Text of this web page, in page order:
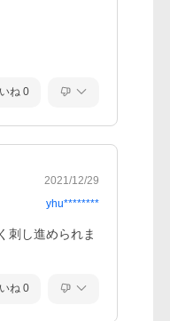
ね 0
2021/12/29
yhu********
刺し進められま
ね 0